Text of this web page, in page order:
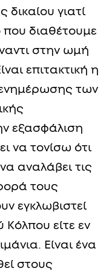
γιατί
που διαθέτουμε
στην ωμή
επιτακτική η
των
εξασφάλιση
να τονίσω ότι
αναλάβει τις
τους
εγκλωβιστεί
Κόλπου είτε εν
Είναι ένα
στους